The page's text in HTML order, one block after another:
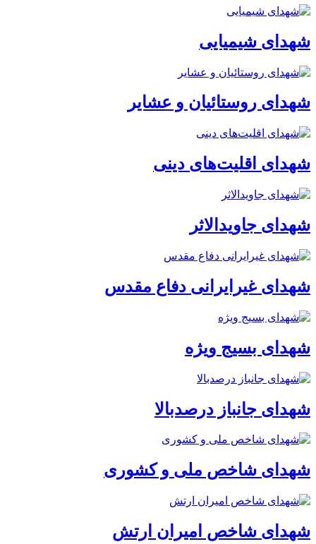
شهدای شیمیایی
شهدای روستائیان و عشایر
شهدای اقلیت‌های دینی
شهدای جاویدالاثر
شهدای غیرایرانی دفاع مقدس
شهدای بسیج ویژه
شهدای جانباز درصدبالا
شهدای شاخص ملی و کشوری
شهدای شاخص امیران ارتش